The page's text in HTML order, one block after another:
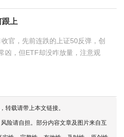
上
，先前连跌的上证50反弹，创
凶，但ETF却没咋放量，注意观
多，是另一...
转载请带上本文链接。
险请自担。部分内容文章及图片来自互